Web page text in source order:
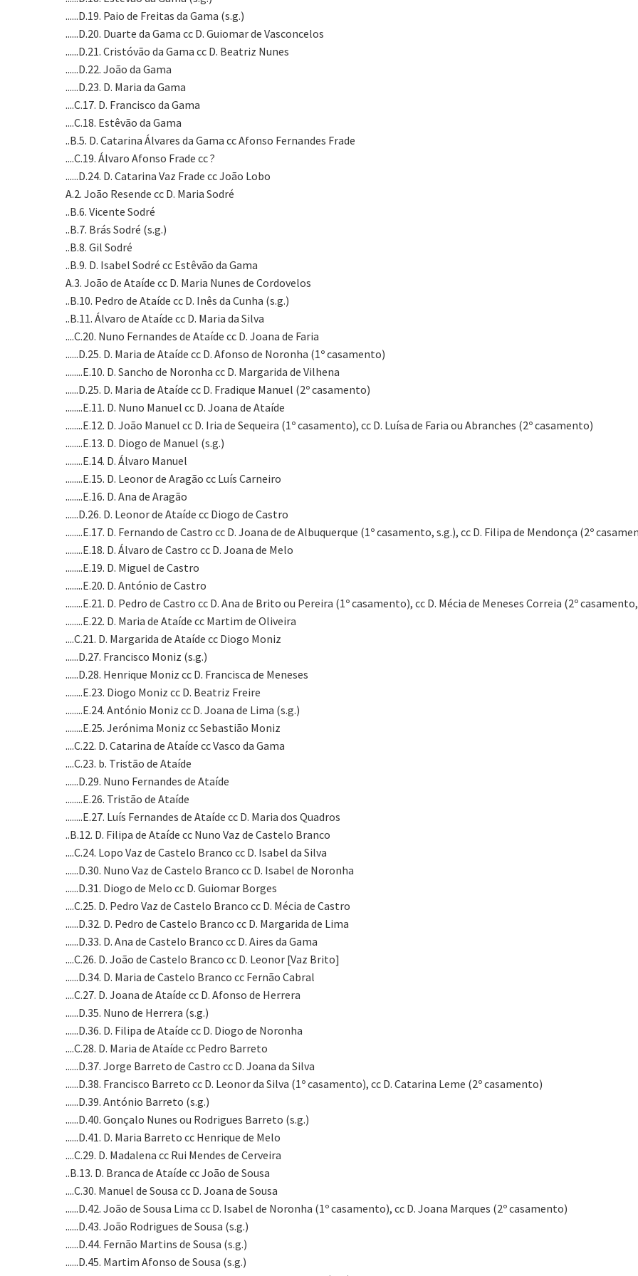
......D.19. Paio de Freitas da Gama (s.g.)
......D.20. Duarte da Gama cc D. Guiomar de Vasconcelos
......D.21. Cristóvão da Gama cc D. Beatriz Nunes
......D.22. João da Gama
......D.23. D. Maria da Gama
....C.17. D. Francisco da Gama
....C.18. Estêvão da Gama
..B.5. D. Catarina Álvares da Gama cc Afonso Fernandes Frade
....C.19. Álvaro Afonso Frade cc ?
......D.24. D. Catarina Vaz Frade cc João Lobo
A.2. João Resende cc D. Maria Sodré
..B.6. Vicente Sodré
..B.7. Brás Sodré (s.g.)
..B.8. Gil Sodré
..B.9. D. Isabel Sodré cc Estêvão da Gama
A.3. João de Ataíde cc D. Maria Nunes de Cordovelos
..B.10. Pedro de Ataíde cc D. Inês da Cunha (s.g.)
..B.11. Álvaro de Ataíde cc D. Maria da Silva
....C.20. Nuno Fernandes de Ataíde cc D. Joana de Faria
......D.25. D. Maria de Ataíde cc D. Afonso de Noronha (1º casamento)
........E.10. D. Sancho de Noronha cc D. Margarida de Vilhena
......D.25. D. Maria de Ataíde cc D. Fradique Manuel (2º casamento)
........E.11. D. Nuno Manuel cc D. Joana de Ataíde
........E.12. D. João Manuel cc D. Iria de Sequeira (1º casamento), cc D. Luísa de Faria ou Abranches (2º casamento)
........E.13. D. Diogo de Manuel (s.g.)
........E.14. D. Álvaro Manuel
........E.15. D. Leonor de Aragão cc Luís Carneiro
........E.16. D. Ana de Aragão
......D.26. D. Leonor de Ataíde cc Diogo de Castro
........E.17. D. Fernando de Castro cc D. Joana de de Albuquerque (1º casamento, s.g.), cc D. Filipa de Mendonça (2º
........E.18. D. Álvaro de Castro cc D. Joana de Melo
........E.19. D. Miguel de Castro
........E.20. D. António de Castro
........E.21. D. Pedro de Castro cc D. Ana de Brito ou Pereira (1º casamento), cc D. Mécia de Meneses Correia (2º
........E.22. D. Maria de Ataíde cc Martim de Oliveira
....C.21. D. Margarida de Ataíde cc Diogo Moniz
......D.27. Francisco Moniz (s.g.)
......D.28. Henrique Moniz cc D. Francisca de Meneses
........E.23. Diogo Moniz cc D. Beatriz Freire
........E.24. António Moniz cc D. Joana de Lima (s.g.)
........E.25. Jerónima Moniz cc Sebastião Moniz
....C.22. D. Catarina de Ataíde cc Vasco da Gama
....C.23. b. Tristão de Ataíde
......D.29. Nuno Fernandes de Ataíde
........E.26. Tristão de Ataíde
........E.27. Luís Fernandes de Ataíde cc D. Maria dos Quadros
..B.12. D. Filipa de Ataíde cc Nuno Vaz de Castelo Branco
....C.24. Lopo Vaz de Castelo Branco cc D. Isabel da Silva
......D.30. Nuno Vaz de Castelo Branco cc D. Isabel de Noronha
......D.31. Diogo de Melo cc D. Guiomar Borges
....C.25. D. Pedro Vaz de Castelo Branco cc D. Mécia de Castro
......D.32. D. Pedro de Castelo Branco cc D. Margarida de Lima
......D.33. D. Ana de Castelo Branco cc D. Aires da Gama
....C.26. D. João de Castelo Branco cc D. Leonor [Vaz Brito]
......D.34. D. Maria de Castelo Branco cc Fernão Cabral
....C.27. D. Joana de Ataíde cc D. Afonso de Herrera
......D.35. Nuno de Herrera (s.g.)
......D.36. D. Filipa de Ataíde cc D. Diogo de Noronha
....C.28. D. Maria de Ataíde cc Pedro Barreto
......D.37. Jorge Barreto de Castro cc D. Joana da Silva
......D.38. Francisco Barreto cc D. Leonor da Silva (1º casamento), cc D. Catarina Leme (2º casamento)
......D.39. António Barreto (s.g.)
......D.40. Gonçalo Nunes ou Rodrigues Barreto (s.g.)
......D.41. D. Maria Barreto cc Henrique de Melo
....C.29. D. Madalena cc Rui Mendes de Cerveira
..B.13. D. Branca de Ataíde cc João de Sousa
....C.30. Manuel de Sousa cc D. Joana de Sousa
......D.42. João de Sousa Lima cc D. Isabel de Noronha (1º casamento), cc D. Joana Marques (2º casamento)
......D.43. João Rodrigues de Sousa (s.g.)
......D.44. Fernão Martins de Sousa (s.g.)
......D.45. Martim Afonso de Sousa (s.g.)